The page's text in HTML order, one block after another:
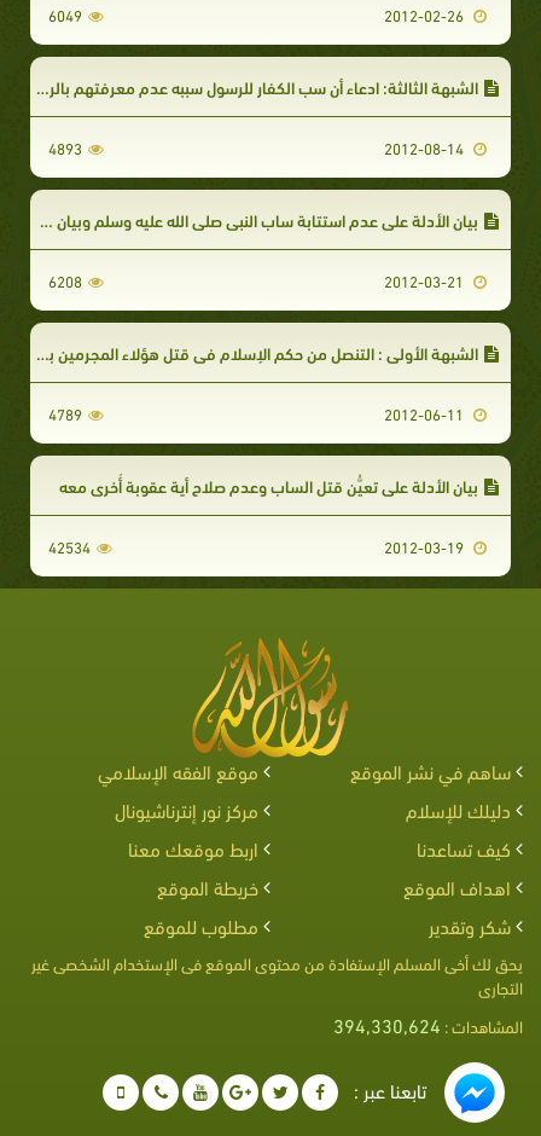
6049
الشبهة الثالثة: ادعاء أن سب الكفار للرسول سببه عدم معرفتهم بالرسول وتقصير المسلمين في ذلك
4893
بيان الأدلة على عدم استتابة ساب النبي صلى الله عليه وسلم وبيان حكمه إن تاب
6208
الشبهة الأولى : التنصل من حكم الإسلام في قتل هؤلاء المجرمين بحجة نفي الإرهاب والعنف عن الإسلام
4789
بيان الأدلة على تعيُّن قتل الساب وعدم صلاح أية عقوبة أُخرى معه
42534
ساهم في نشر الموقع
موقع الفقه الإسلامي
دليلك للإسلام
مركز نور إنترناشيونال
كيف تساعدنا
اربط موقعك معنا
اهداف الموقع
خريطة الموقع
شكر وتقدير
مطلوب للموقع
يحق لك أخى المسلم الإستفادة من محتوى الموقع فى الإستخدام الشخصى غير
التجارى
المشاهدات : 394,330,624
تابعنا عبر :